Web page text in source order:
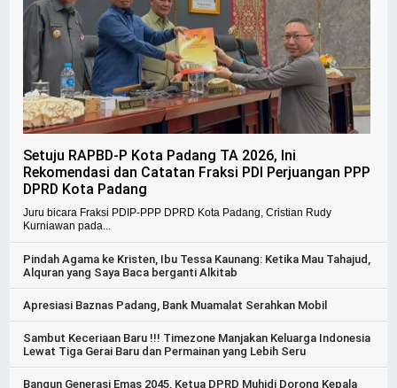
Setuju RAPBD-P Kota Padang TA 2026, Ini
Rekomendasi dan Catatan Fraksi PDI Perjuangan PPP
DPRD Kota Padang
Juru bicara Fraksi PDIP-PPP DPRD Kota Padang, Cristian Rudy
Kurniawan pada...
Pindah Agama ke Kristen, Ibu Tessa Kaunang: Ketika Mau Tahajud,
Alquran yang Saya Baca berganti Alkitab
Apresiasi Baznas Padang, Bank Muamalat Serahkan Mobil
Sambut Keceriaan Baru !!! Timezone Manjakan Keluarga Indonesia
Lewat Tiga Gerai Baru dan Permainan yang Lebih Seru
Bangun Generasi Emas 2045, Ketua DPRD Muhidi Dorong Kepala